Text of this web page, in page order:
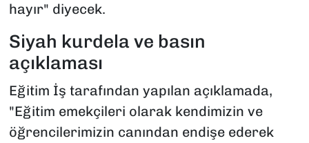
hayır" diyecek.
Siyah kurdela ve basın
açıklaması
Eğitim İş tarafından yapılan açıklamada,
"Eğitim emekçileri olarak kendimizin ve
öğrencilerimizin canından endişe ederek